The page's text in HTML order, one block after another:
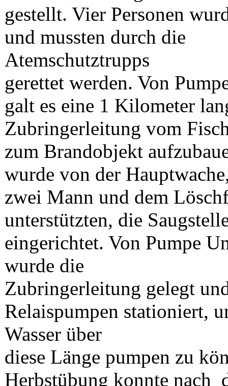
gestellt. Vier Personen
und mussten durch die
Atemschutztrupps
gerettet werden. Von
galt es eine 1 Kilometer
Zubringerleitung vom
zum Brandobjekt
wurde von der
zwei Mann und dem
unterstützten, die
eingerichtet. Von Pumpe
wurde die
Zubringerleitung gelegt
Relaispumpen stationiert,
Wasser über
diese Länge pumpen zu
Herbstübung konnte nach